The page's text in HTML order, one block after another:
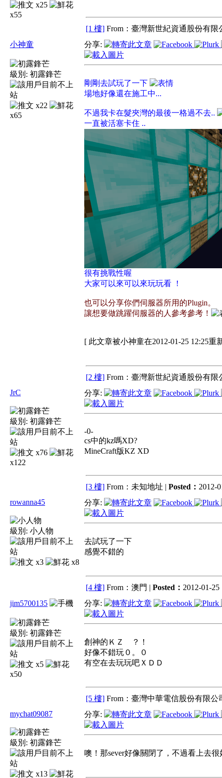
x25
x55
[1 樓] From：臺灣新世紀資通股份有限
小神童
級別: 初露鋒芒
x22
x65
分享:
剛剛去試玩了一下
場地好像還在施工中...
不過我卡在髮夾灣的最後一格過不去..
一直被活塞卡住 ..
很有挑戰性喔
大家可以來可以來玩玩看 ！
也可以分享你們伺服器所用的Plugin。
讓想要做跳躍伺服器的人參考參考！
[ 此文章被小神童在2012-01-25 12:25重
[2 樓] From：臺灣新世紀資通股份有限
JrC
級別: 初露鋒芒
x76
x122
分享:
-0-
cs中的kz嗎XD?
MineCraft版KZ XD
[3 樓] From：未知地址 | Posted： 2012-
rowanna45
級別: 小人物
x3 x8
分享:
去試玩了一下
感覺不錯的
[4 樓] From：澳門 | Posted： 2012-01-25
jim5700135
級別: 初露鋒芒
x5
x50
分享:
創神的ＫＺ ？！
好像不錯玩０。０
有空在去玩玩吧ＸＤＤ
[5 樓] From：臺灣中華電信股份有限公
mychat09087
級別: 初露鋒芒
x13
分享:
噢！那sever好像關閉了，不過看上去